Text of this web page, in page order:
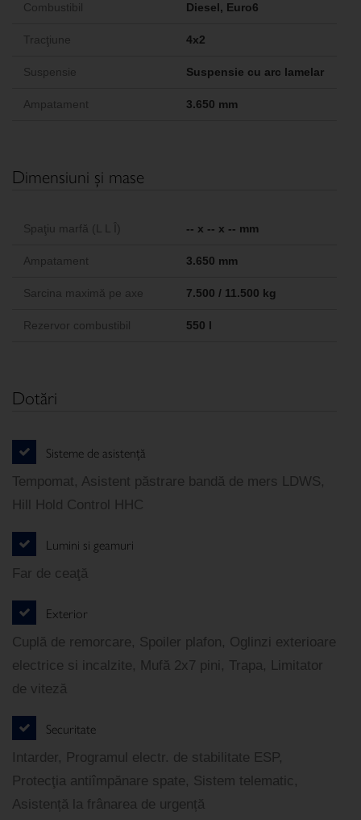
Combustibil Diesel, Euro6
Tracţiune 4x2
Suspensie Suspensie cu arc lamelar
Ampatament 3.650 mm
Dimensiuni şi mase
Spaţiu marfă (L L Î) -- x -- x -- mm
Ampatament 3.650 mm
Sarcina maximă pe axe 7.500 / 11.500 kg
Rezervor combustibil 550 l
Dotări
Sisteme de asistenţă
Tempomat, Asistent păstrare bandă de mers LDWS,
Hill Hold Control HHC
Lumini si geamuri
Far de ceaţă
Exterior
Cuplă de remorcare, Spoiler plafon, Oglinzi exterioare
electrice si incalzite, Mufă 2x7 pini, Trapa, Limitator
de viteză
Securitate
Intarder, Programul electr. de stabilitate ESP,
Protecţia antiîmpănare spate, Sistem telematic,
Asistență la frânarea de urgență